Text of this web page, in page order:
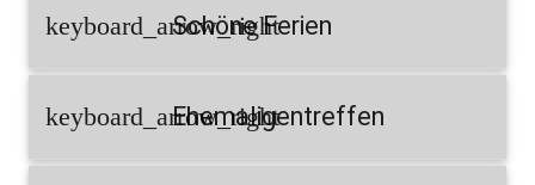
keyboard_arrow_right
Schöne Ferien
keyboard_arrow_rightEhemaligentreffen